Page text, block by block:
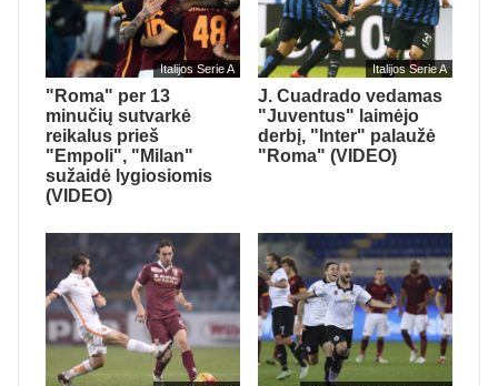
Italijos Serie A
"Roma" per 13
minučių sutvarkė
reikalus prieš
"Empoli", "Milan"
sužaidė lygiosiomis
(VIDEO)
Italijos Serie A
J. Cuadrado vedamas
"Juventus" laimėjo
derbį, "Inter" palaužė
"Roma" (VIDEO)